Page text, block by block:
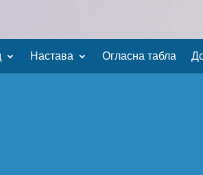
Настава Огласна табла